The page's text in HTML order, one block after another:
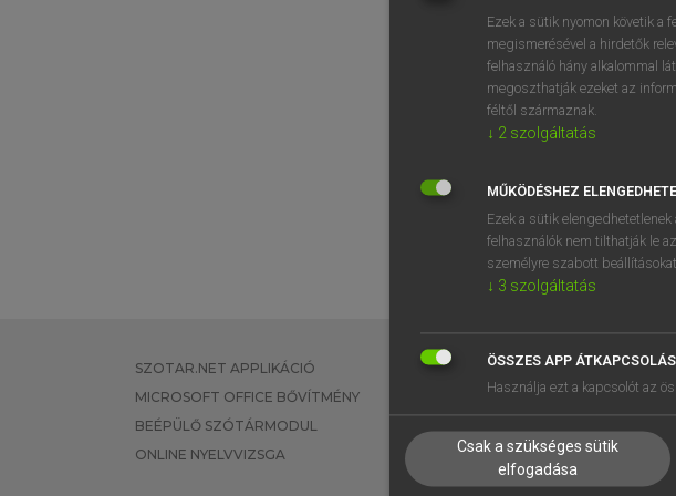
BELÉPÉS
SZOTAR.NET APPLIKÁCIÓ
MICROSOFT OFFICE BŐVÍTMÉNY
BEÉPÜLŐ SZÓTÁRMODUL
ONLINE NYELVVIZSGA
EGYÉNI FELHASZNÁLÓKNAK
TANULÓKNAK
VÁLLALATI MEGOLDÁSOK
Ezek a sütik nyomon követik a
megismerésével a hirdetők
felhasználó hány alkalommal
megoszthatják ezeket az
féltől származnak.
↓ 2 szolgáltatás
MŰKÖDÉSHEZ
Ezek a sütik
felhasználók nem tilthatják le
személyre szabott
↓ 3 szolgáltatás
ÖSSZES APP
Használja ezt a kapcsolót az
Csak a szükséges sütik
elfogadása